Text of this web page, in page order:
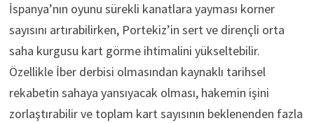
İspanya’nın oyunu sürekli kanatlara yayması korner
sayısını artırabilirken, Portekiz’in sert ve dirençli orta
saha kurgusu kart görme ihtimalini yükseltebilir.
Özellikle İber derbisi olmasından kaynaklı tarihsel
rekabetin sahaya yansıyacak olması, hakemin işini
zorlaştırabilir ve toplam kart sayısının beklenenden fazla